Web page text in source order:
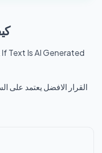
القرار الافضل يعتمد على